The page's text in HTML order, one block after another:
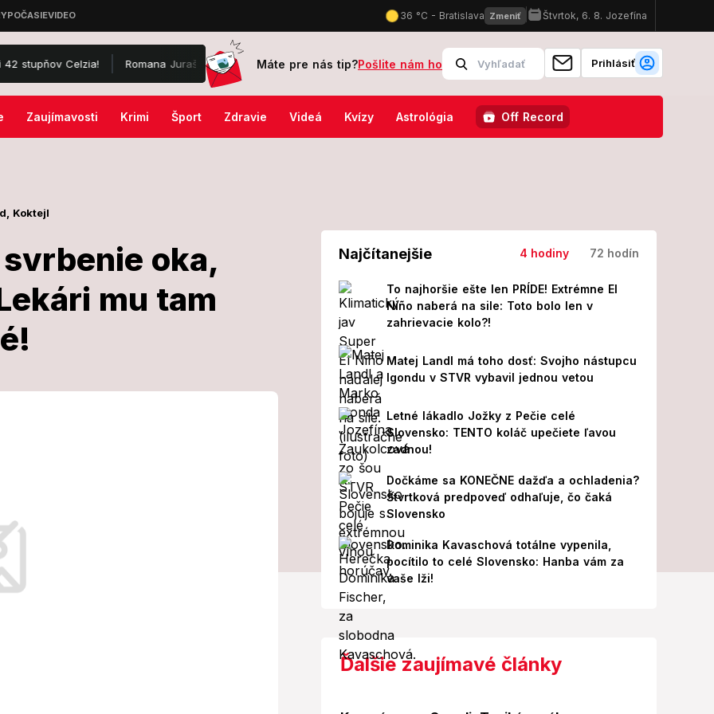
Romana Juraška to ťahá k politike: V Markíze mu ukázali dvere, príde lukratívnejší džob?! Internetom sa šíri výzva na
Máte pre nás tip?Pošlite nám ho Prihlásiť
Zaujímavosti Krimi Šport Zdravie Videá Kvízy Astrológia Off Record
Koktejl
oka,
mu tam
na svrbenie
nečakal:
Najčítanejšie 4 hodiny 72 hodín
To najhoršie ešte len PRÍDE! Extrémne El
Niño naberá na sile: Toto bolo len v
zahrievacie kolo?!
Matej Landl má toho dosť: Svojho nástupcu
Igondu v STVR vybavil jednou vetou
Letné lákadlo Jožky z Pečie celé
Slovensko: TENTO koláč upečiete ľavou
zadnou!
Dočkáme sa KONEČNE dažďa a ochladenia?
Štvrtková predpoveď odhaľuje, čo čaká
Slovensko
Dominika Kavaschová totálne vypenila,
pocítilo to celé Slovensko: Hanba vám za
vaše lži!
Ďalšie zaujímavé články